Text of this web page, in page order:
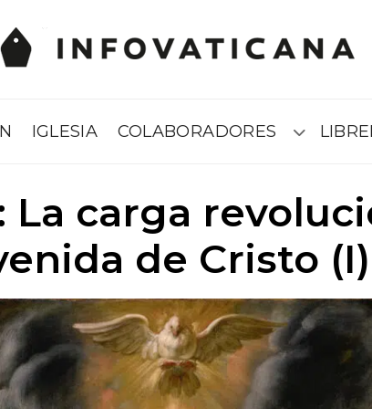
IGLESIA COLABORADORES Submenú
La carga
de Cristo (I)